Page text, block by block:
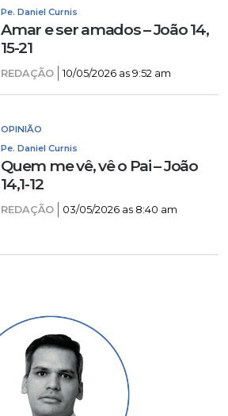
Pe. Daniel Curnis
Amar e ser amados – João 14,
15-21
REDAÇÃO 10/05/2026 as 9:52 am
OPINIÃO
Pe. Daniel Curnis
Quem me vê, vê o Pai – João
14,1-12
REDAÇÃO 03/05/2026 as 8:40 am